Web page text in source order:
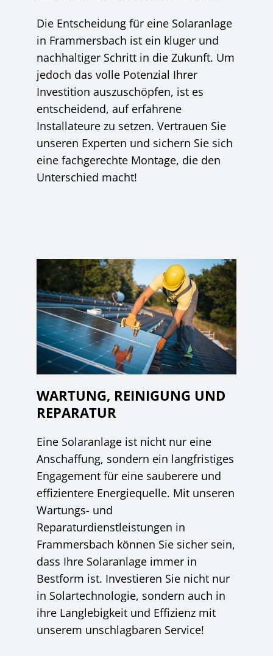
Die Entscheidung für eine Solaranlage
in Frammersbach ist ein kluger und
nachhaltiger Schritt in die Zukunft. Um
jedoch das volle Potenzial Ihrer
Investition auszuschöpfen, ist es
entscheidend, auf erfahrene
Installateure zu setzen. Vertrauen Sie
unseren Experten und sichern Sie sich
eine fachgerechte Montage, die den
Unterschied macht!
WARTUNG, REINIGUNG UND
REPARATUR
Eine Solaranlage ist nicht nur eine
Anschaffung, sondern ein langfristiges
Engagement für eine sauberere und
effizientere Energiequelle. Mit unseren
Wartungs- und
Reparaturdienstleistungen in
Frammersbach können Sie sicher sein,
dass Ihre Solaranlage immer in
Bestform ist. Investieren Sie nicht nur
in Solartechnologie, sondern auch in
ihre Langlebigkeit und Effizienz mit
unserem unschlagbaren Service!